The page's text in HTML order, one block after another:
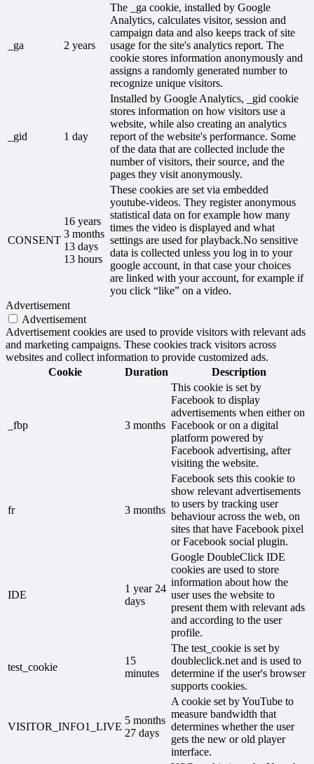
_ga 2 years
The _ga cookie, installed by Google
Analytics, calculates visitor, session and
campaign data and also keeps track of site
usage for the site's analytics report. The
cookie stores information anonymously and
assigns a randomly generated number to
recognize unique visitors.
_gid 1 day
Installed by Google Analytics, _gid cookie
stores information on how visitors use a
website, while also creating an analytics
report of the website's performance. Some
of the data that are collected include the
number of visitors, their source, and the
pages they visit anonymously.
CONSENT
16 years
3 months
13 days
13 hours
These cookies are set via embedded
youtube-videos. They register anonymous
statistical data on for example how many
times the video is displayed and what
settings are used for playback.No sensitive
data is collected unless you log in to your
google account, in that case your choices
are linked with your account, for example if
you click “like” on a video.
Advertisement
Advertisement
Advertisement cookies are used to provide visitors with relevant ads
and marketing campaigns. These cookies track visitors across
websites and collect information to provide customized ads.
Cookie
Duration Description
_fbp 3 months
This cookie is set by
Facebook to display
advertisements when either on
Facebook or on a digital
platform powered by
Facebook advertising, after
visiting the website.
fr 3 months
Facebook sets this cookie to
show relevant advertisements
to users by tracking user
behaviour across the web, on
sites that have Facebook pixel
or Facebook social plugin.
IDE
1 year 24
days
Google DoubleClick IDE
cookies are used to store
information about how the
user uses the website to
present them with relevant ads
and according to the user
profile.
test_cookie
15
minutes
The test_cookie is set by
doubleclick.net and is used to
determine if the user's browser
supports cookies.
VISITOR_INFO1_LIVE
5 months
27 days
A cookie set by YouTube to
measure bandwidth that
determines whether the user
gets the new or old player
interface.